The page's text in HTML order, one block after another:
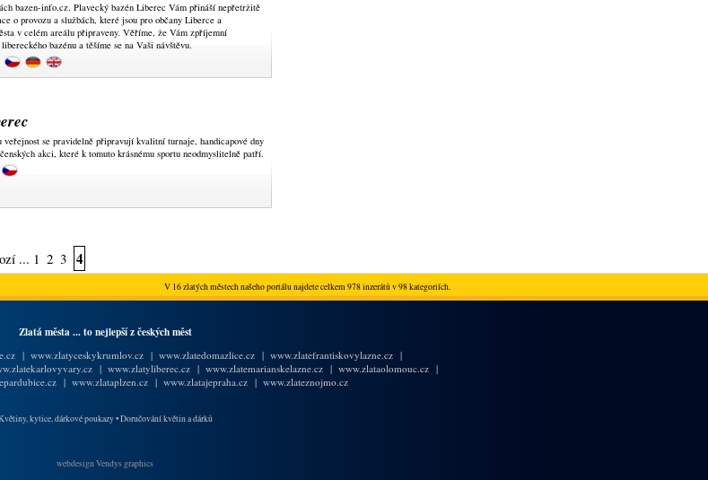
bazen-info.cz. Plavecký bazén Liberec Vám přináší nepřetržitě
o provozu a službách, které jsou pro občany Liberce a
v celém areálu připraveny. Věříme, že Vám zpříjemní
bazénu a těšíme se na Vaši návštěvu.
veřejnost se pravidelně připravují kvalitní turnaje, handicapové dny
akci, které k tomuto krásnému sportu neodmyslitelně patří.
... 1 2 3 4
V 16 zlatých městech našeho portálu najdete celkem 978 inzerátů v 98 kategoriích.
Zlatá města ... to nejlepší z českých měst
| www.zlatyceskykrumlov.cz | www.zlatedomazlice.cz | www.zlatefrantiskovylazne.cz |
| www.zlatyliberec.cz| www.zlatemarianskelazne.cz| www.zlataolomouc.cz|
| www.zlataplzen.cz| www.zlatajepraha.cz| www.zlateznojmo.cz
kytice, dárkové poukazy•Doručování květin a dárků
webdesign Vendys graphics